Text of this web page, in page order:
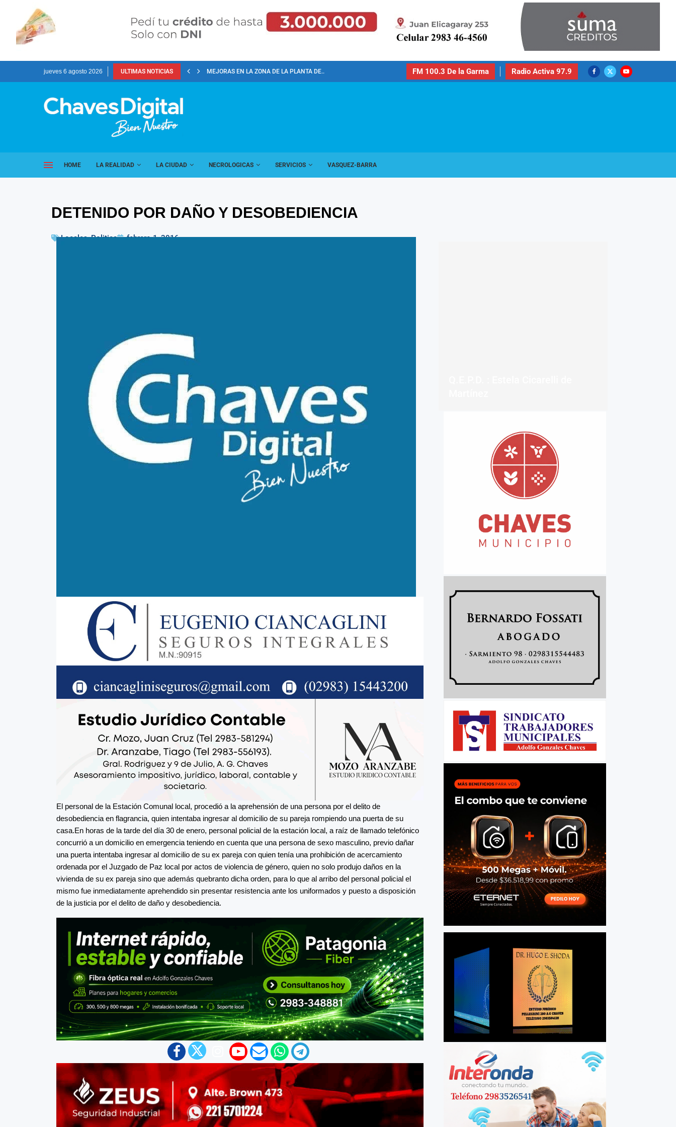
jueves 6 agosto 2026 ULTIMAS NOTICIAS MEJORAS EN LA ZONA DE LA PLANTA DE... FM 100.3 De la Garma Radio Activa 97.9
HOME LA REALIDAD LA CIUDAD NECROLOGICAS SERVICIOS VASQUEZ-BARRA
DETENIDO POR DAÑO Y DESOBEDIENCIA
Locales,Politica febrero 1, 2016
El personal de la Estación Comunal local, procedió a la aprehensión de una persona por el delito de
desobediencia en flagrancia, quien intentaba ingresar al domicilio de su pareja rompiendo una puerta de su
casa.En horas de la tarde del día 30 de enero, personal policial de la estación local, a raíz de llamado telefónico
concurrió a un domicilio en emergencia teniendo en cuenta que una persona de sexo masculino, previo dañar
una puerta intentaba ingresar al domicilio de su ex pareja con quien tenía una prohibición de acercamiento
ordenada por el Juzgado de Paz local por actos de violencia de género, quien no solo produjo daños en la
vivienda de su ex pareja sino que además quebranto dicha orden, para lo que al arribo del personal policial el
mismo fue inmediatamente aprehendido sin presentar resistencia ante los uniformados y puesto a disposición
de la justicia por el delito de daño y desobediencia.